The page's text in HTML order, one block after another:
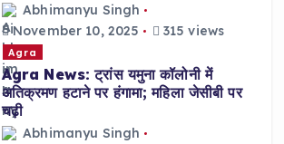
Abhimanyu Singh
November 10, 2025
315 views
Agra
Agra News: ट्रांस यमुना कॉलोनी में
अतिक्रमण हटाने पर हंगामा; महिला जेसीबी पर
चढ़ी
Abhimanyu Singh